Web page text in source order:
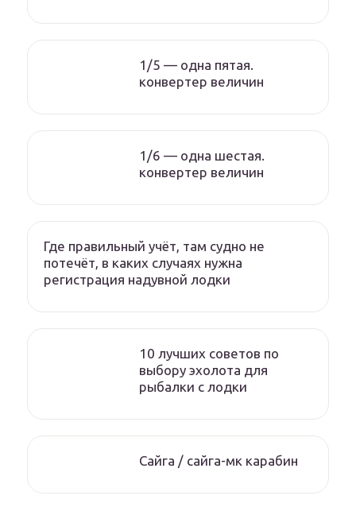
1/5 — одна пятая.
конвертер величин
1/6 — одна шестая.
конвертер величин
Где правильный учёт, там судно не
потечёт, в каких случаях нужна
регистрация надувной лодки
10 лучших советов по
выбору эхолота для
рыбалки с лодки
Сайга / сайга-мк карабин